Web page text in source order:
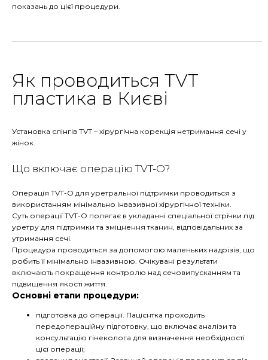
показань до цієї процедури.
Як проводиться TVT
пластика в Києві
Установка слінгів TVT – хірургічна корекція нетримання сечі у
жінок.
Що включає операцію TVT-O?
Операція TVT-O для уретральної підтримки проводиться з
використанням мінімально інвазивної хірургічної техніки.
Суть операції TVT-O полягає в укладанні спеціальної стрічки під
уретру для підтримки та зміцнення тканин, відповідальних за
утримання сечі.
Процедура проводиться за допомогою маленьких надрізів, що
робить її мінімально інвазивною. Очікувані результати
включають покращення контролю над сечовипусканням та
підвищення якості життя.
Основні етапи процедури:
підготовка до операції. Пацієнтка проходить
передопераційну підготовку, що включає аналізи та
консультацію гінеколога для визначення необхідності
цієї операції;